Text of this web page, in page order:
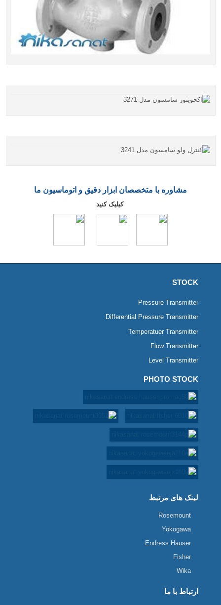
مشاوره با متخصصان ابزار دقیق و اتوماسیون ما
کیلیک کنید
STOCK
Pressure Transmitter
Differential Pressure Transmitter
Temperatuer Transmitter
Flow Transmitter
Level Transmitter
PHOTO STOCK
لینک های مرتبط
Rosemount
Yokogawa
Endress Hauser
Fisher
Wika
ارتباط با ما